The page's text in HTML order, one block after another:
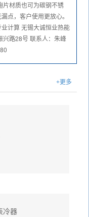
片材质也可为碳钢不锈
点，客户使用更放心。
计算 无锡大诚恒业热能
兴路28号 联系人：朱峰
+更多
冷器